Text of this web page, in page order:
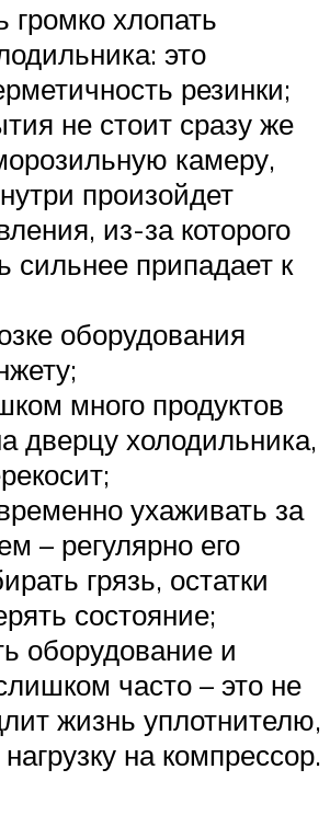
громко хлопать
это
резинки;
не стоит сразу же
камеру,
произойдет
из-за которого
сильнее припадает к
оборудования
много продуктов
дверцу холодильника,
ухаживать за
– регулярно его
грязь, остатки
состояние;
оборудование и
часто – это не
жизнь уплотнителю,
на компрессор.